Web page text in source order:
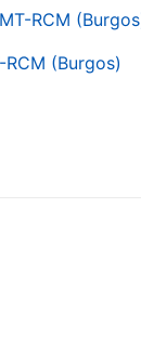
RCM
(Burgos)